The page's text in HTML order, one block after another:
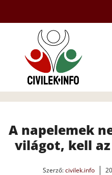
tartalomba
A napelemek
világot, kell
Szerző:civilek.info